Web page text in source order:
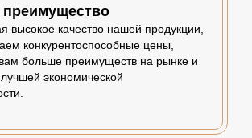
высокое качество нашей продукции,
конкурентоспособные цены,
больше преимуществ на рынке и
экономической